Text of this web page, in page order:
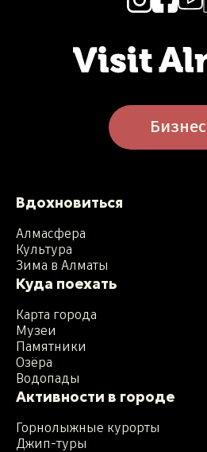
Бизнес
Вдохновиться
Алмасфера
Культура
Зима в Алматы
Куда поехать
Карта города
Музеи
Памятники
Озёра
Водопады
Активности в городе
Горнолыжные курорты
Джип-туры